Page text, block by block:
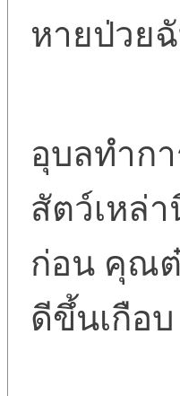
หายป่วย
อุบลทำก
สัตว์เหล่
ก่อน คุณต๋
ดีขึ้นเกือบ